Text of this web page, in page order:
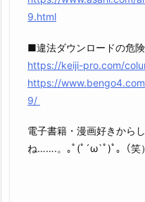
9.html
■違法ダウンロードの危
https://keiji-pro.com/
https://
9/
電子書籍・漫画好きから
ね…….。｡ﾟ(ﾟ´ω`ﾟ)ﾟ｡（笑）